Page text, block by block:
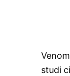
studi